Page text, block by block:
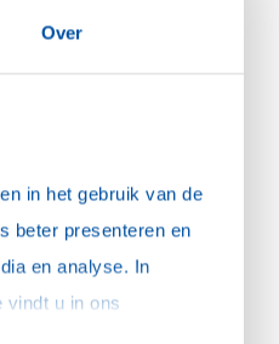
Over
in het gebruik van de
beter presenteren en
en analyse. In